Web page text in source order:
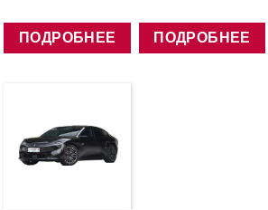
ПОДРОБНЕЕ ПОДРОБНЕЕ